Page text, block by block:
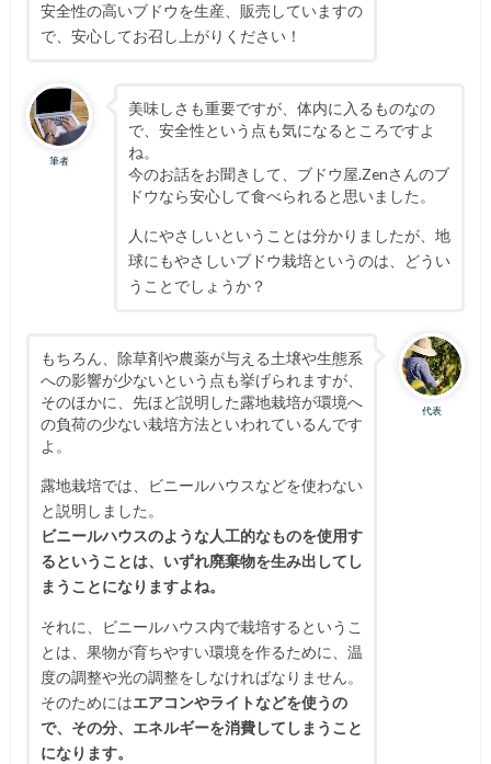
安全性の高いブドウを生産、販売していますの
で、安心してお召し上がりください！
筆者
美味しさも重要ですが、体内に入るものなの
で、安全性という点も気になるところですよ
ね。
今のお話をお聞きして、ブドウ屋.Zenさんのブ
ドウなら安心して食べられると思いました。
人にやさしいということは分かりましたが、地
球にもやさしいブドウ栽培というのは、どうい
うことでしょうか？
代表
もちろん、除草剤や農薬が与える土壌や生態系
への影響が少ないという点も挙げられますが、
そのほかに、先ほど説明した露地栽培が環境へ
の負荷の少ない栽培方法といわれているんです
よ。
露地栽培では、ビニールハウスなどを使わない
と説明しました。
ビニールハウスのような人工的なものを使用す
るということは、いずれ廃棄物を生み出してし
まうことになりますよね。
それに、ビニールハウス内で栽培するというこ
とは、果物が育ちやすい環境を作るために、温
度の調整や光の調整をしなければなりません。
そのためにはエアコンやライトなどを使うの
で、その分、エネルギーを消費してしまうこと
になります。